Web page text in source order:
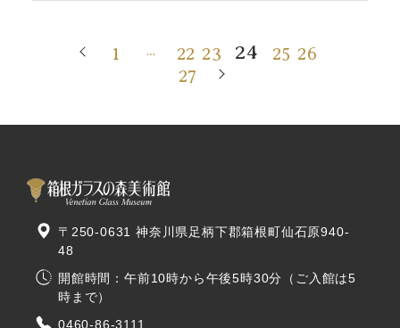
1 … 22 23 24 25 26
27
〒250-0631 神奈川県足柄下郡箱根町仙石原940-
48
開館時間：午前10時から午後5時30分（ご入館は5
時まで）
0460-86-3111